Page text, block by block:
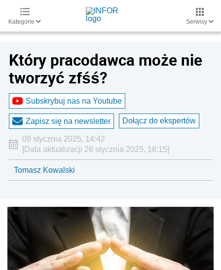
Kategorie Serwisy
Który pracodawca może nie
tworzyć zfśś?
Subskrybuj nas na Youtube
Zapisz się na newsletter Dołącz do ekspertów
09 stycznia 2025, 14:42
[Data aktualizacji 26 stycznia 2025, 18:15]
Tomasz Kowalski